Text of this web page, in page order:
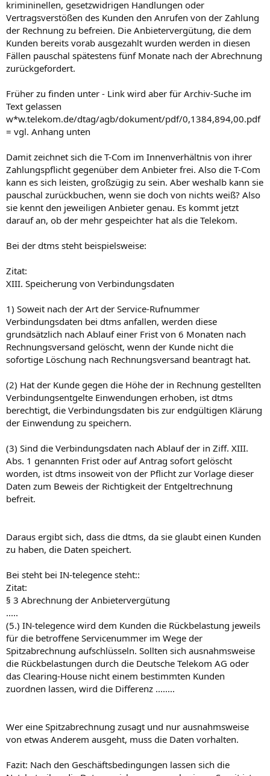
krimininellen, gesetzwidrigen Handlungen oder
Vertragsverstößen des Kunden den Anrufen von der Zahlung
der Rechnung zu befreien. Die Anbietervergütung, die dem
Kunden bereits vorab ausgezahlt wurden werden in diesen
Fällen pauschal spätestens fünf Monate nach der Abrechnung
zurückgefordert.
Früher zu finden unter - Link wird aber für Archiv-Suche im
Text gelassen
w*w.telekom.de/dtag/agb/dokument/pdf/0,1384,894,00.pdf
= vgl. Anhang unten
Damit zeichnet sich die T-Com im Innenverhältnis von ihrer
Zahlungspflicht gegenüber dem Anbieter frei. Also die T-Com
kann es sich leisten, großzügig zu sein. Aber weshalb kann sie
pauschal zurückbuchen, wenn sie doch von nichts weiß? Also
sie kennt den jeweiligen Anbieter genau. Es kommt jetzt
darauf an, ob der mehr gespeichter hat als die Telekom.
Bei der dtms steht beispielsweise:
Zitat:
XIII. Speicherung von Verbindungsdaten
1) Soweit nach der Art der Service-Rufnummer
Verbindungsdaten bei dtms anfallen, werden diese
grundsätzlich nach Ablauf einer Frist von 6 Monaten nach
Rechnungsversand gelöscht, wenn der Kunde nicht die
sofortige Löschung nach Rechnungsversand beantragt hat.
(2) Hat der Kunde gegen die Höhe der in Rechnung gestellten
Verbindungsentgelte Einwendungen erhoben, ist dtms
berechtigt, die Verbindungsdaten bis zur endgültigen Klärung
der Einwendung zu speichern.
(3) Sind die Verbindungsdaten nach Ablauf der in Ziff. XIII.
Abs. 1 genannten Frist oder auf Antrag sofort gelöscht
worden, ist dtms insoweit von der Pflicht zur Vorlage dieser
Daten zum Beweis der Richtigkeit der Entgeltrechnung
befreit.
Daraus ergibt sich, dass die dtms, da sie glaubt einen Kunden
zu haben, die Daten speichert.
Bei steht bei IN-telegence steht::
Zitat:
§ 3 Abrechnung der Anbietervergütung
.....
(5.) IN-telegence wird dem Kunden die Rückbelastung jeweils
für die betroffene Servicenummer im Wege der
Spitzabrechnung aufschlüsseln. Sollten sich ausnahmsweise
die Rückbelastungen durch die Deutsche Telekom AG oder
das Clearing-House nicht einem bestimmten Kunden
zuordnen lassen, wird die Differenz ........
Wer eine Spitzabrechnung zusagt und nur ausnahmsweise
von etwas Anderem ausgeht, muss die Daten vorhalten.
Fazit: Nach den Geschäftsbedingungen lassen sich die